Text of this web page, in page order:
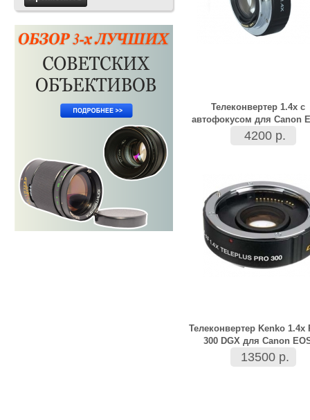
Телеконвертер 1.4x с
автофокусом для Canon
4200 р.
Телеконвертер Kenko 1.4x
300 DGX для Canon
13500 р.